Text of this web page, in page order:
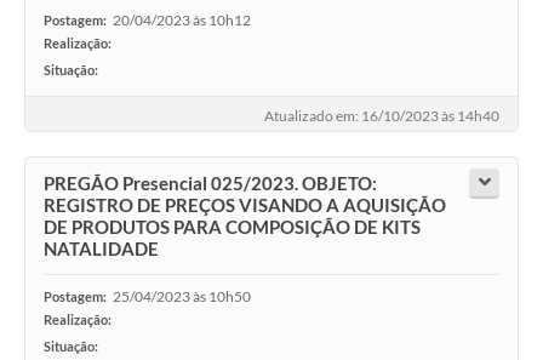
Postagem: 20/04/2023 às 10h12
Realização:
Situação:
Atualizado em: 16/10/2023 às 14h40
PREGÃO Presencial 025/2023. OBJETO:
REGISTRO DE PREÇOS VISANDO A AQUISIÇÃO
DE PRODUTOS PARA COMPOSIÇÃO DE KITS
NATALIDADE
Postagem: 25/04/2023 às 10h50
Realização:
Situação: